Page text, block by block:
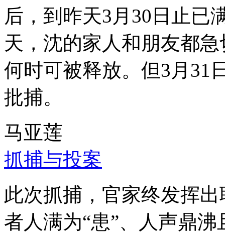
后，到昨天3月30日止已
天，沈的家人和朋友都
何时可被释放。但3月31
批捕。
马亚莲
抓捕与投案
此次抓捕，官家终发挥
者人满为“患”、人声鼎